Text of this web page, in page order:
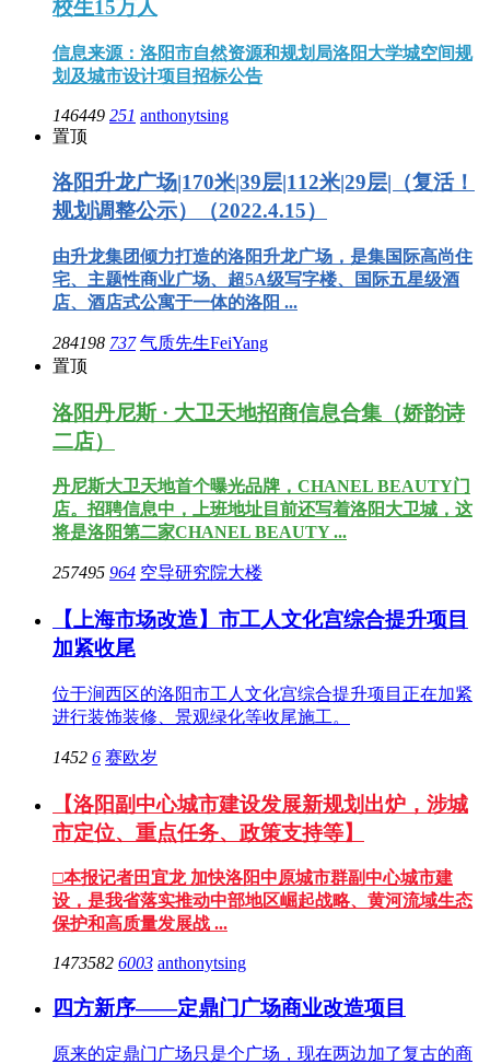
校生15万人
信息来源：洛阳市自然资源和规划局洛阳大学城空间规
划及城市设计项目招标公告
146449 251 anthonytsing
置顶
洛阳升龙广场|170米|39层|112米|29层|（复活！
规划调整公示）（2022.4.15）
由升龙集团倾力打造的洛阳升龙广场，是集国际高尚住
宅、主题性商业广场、超5A级写字楼、国际五星级酒
店、酒店式公寓于一体的洛阳 ...
284198 737 气质先生FeiYang
置顶
洛阳丹尼斯 · 大卫天地招商信息合集（娇韵诗
二店）
丹尼斯大卫天地首个曝光品牌，CHANEL BEAUTY门
店。招聘信息中，上班地址目前还写着洛阳大卫城，这
将是洛阳第二家CHANEL BEAUTY ...
257495 964 空导研究院大楼
【上海市场改造】市工人文化宫综合提升项目
加紧收尾
位于涧西区的洛阳市工人文化宫综合提升项目正在加紧
进行装饰装修、景观绿化等收尾施工。
1452 6 赛欧岁
【洛阳副中心城市建设发展新规划出炉，涉城
市定位、重点任务、政策支持等】
□本报记者田宜龙 加快洛阳中原城市群副中心城市建
设，是我省落实推动中部地区崛起战略、黄河流域生态
保护和高质量发展战 ...
1473582 6003 anthonytsing
四方新序——定鼎门广场商业改造项目
原来的定鼎门广场只是个广场，现在两边加了复古的商